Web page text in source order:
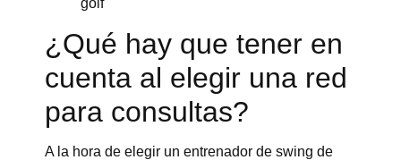
¿Qué hay que tener en
cuenta al elegir una red
para consultas?
A la hora de elegir un entrenador de swing de